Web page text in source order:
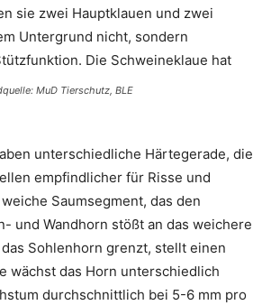
sie zwei Hauptklauen und zwei
Untergrund nicht, sondern
MuD Tierschutz, BLE
Die Schweineklaue hat
unterschiedliche Härtegerade, die
empfindlicher für Risse und
Saumsegment, das den
und Wandhorn stößt an das weichere
Sohlenhorn grenzt, stellt einen
wächst das Horn unterschiedlich
durchschnittlich bei 5-6 mm pro